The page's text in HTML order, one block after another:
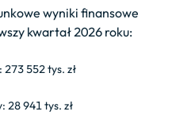
wyniki finansowe
kwartał 2026 roku:
273 552 tys. zł
28 941 tys. zł